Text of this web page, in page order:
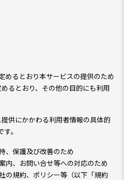
るとおり本サービスの提供のため
るとおり、その他の目的にも利用
供にかかわる利用者情報の具体的
。
、保護及び改善のため
、お問い合せ等への対応のため
規約、ポリシー等（以下「規約